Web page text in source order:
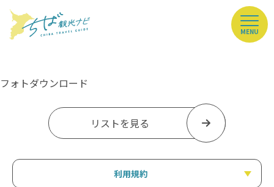
MENU
フォトダウンロード
リストを見る
利用規約